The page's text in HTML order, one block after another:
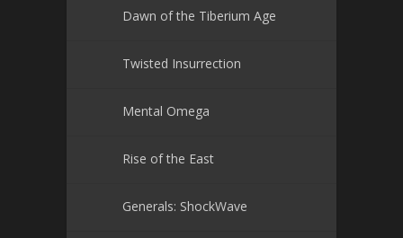
Dawn of the Tiberium Age
Twisted Insurrection
Mental Omega
Rise of the East
Generals: ShockWave